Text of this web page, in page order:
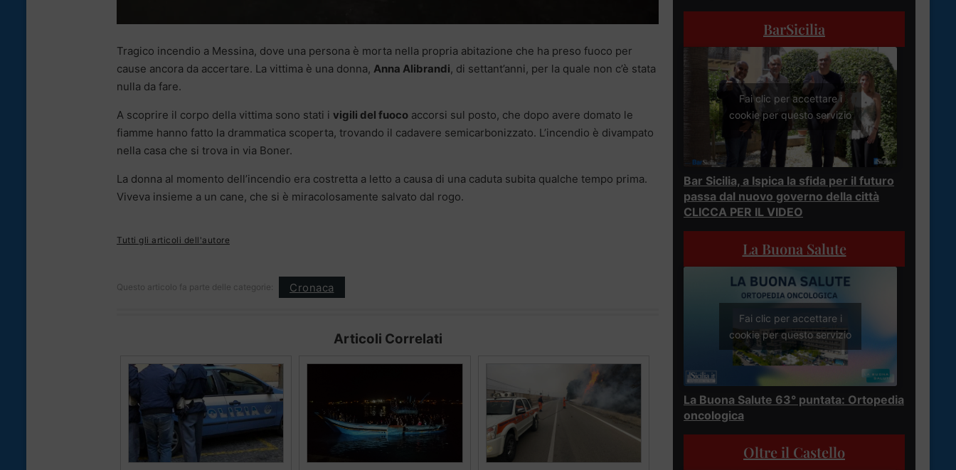
Tragico incendio a Messina, dove una persona è morta nella propria abitazione che ha preso fuoco per
cause ancora da accertare. La vittima è una donna, Anna Alibrandi, di settant’anni, per la quale non c’è stata
nulla da fare.
A scoprire il corpo della vittima sono stati i vigili del fuoco accorsi sul posto, che dopo avere domato le
fiamme hanno fatto la drammatica scoperta, trovando il cadavere semicarbonizzato. L’incendio è divampato
nella casa che si trova in via Boner.
La donna al momento dell’incendio era costretta a letto a causa di una caduta subita qualche tempo prima.
Viveva insieme a un cane, che si è miracolosamente salvato dal rogo.
Tutti gli articoli dell'autore
Questo articolo fa parte delle categorie: Cronaca
Articoli Correlati
BarSicilia
Fai clic per accettare i
cookie per questo servizio
Bar Sicilia, a Ispica la sfida per il futuro
passa dal nuovo governo della città
CLICCA PER IL VIDEO
La Buona Salute
Fai clic per accettare i
cookie per questo servizio
La Buona Salute 63° puntata: Ortopedia
oncologica
Oltre il Castello